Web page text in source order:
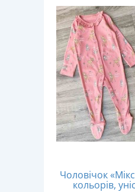
Чоловічок
кольорів,